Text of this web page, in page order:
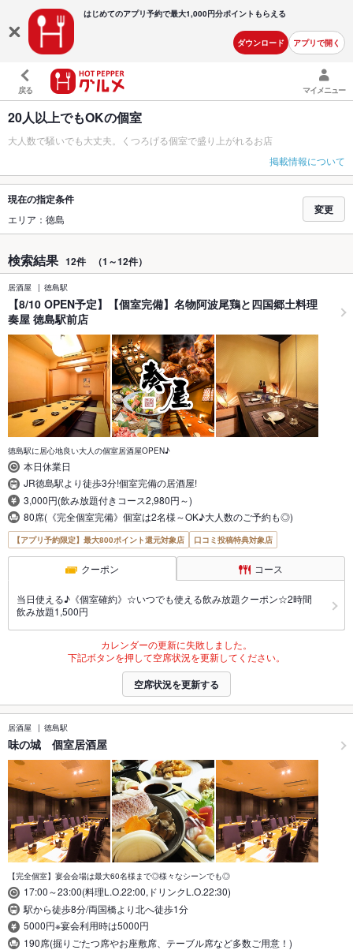
はじめてのアプリ予約で最大1,000円分ポイントもらえる
ダウンロード アプリで開く
戻る マイメニュー
20人以上でもOKの個室
大人数で騒いでも大丈夫。くつろげる個室で盛り上がれるお店
掲載情報について
現在の指定条件
エリア：徳島
変更
検索結果 12件 （1～12件）
居酒屋 徳島駅
【8/10 OPEN予定】【個室完備】名物阿波尾鶏と四国郷土料理
奏屋 徳島駅前店
徳島駅に居心地良い大人の個室居酒屋OPEN♪
本日休業日
JR徳島駅より徒歩3分!個室完備の居酒屋!
3,000円(飲み放題付きコース2,980円～)
80席(《完全個室完備》個室は2名様～OK♪大人数のご予約も◎)
【アプリ予約限定】最大800ポイント還元対象店 口コミ投稿特典対象店
クーポン コース
当日使える♪《個室確約》☆いつでも使える飲み放題クーポン☆2時間
飲み放題1,500円
カレンダーの更新に失敗しました。
下記ボタンを押して空席状況を更新してください。
空席状況を更新する
居酒屋 徳島駅
味の城 個室居酒屋
【完全個室】宴会会場は最大60名様まで◎様々なシーンでも◎
17:00～23:00(料理L.O.22:00,ドリンクL.O.22:30)
駅から徒歩8分/両国橋より北へ徒歩1分
5000円※宴会利用時は5000円
190席(掘りごたつ席やお座敷席、テーブル席など多数ご用意！)